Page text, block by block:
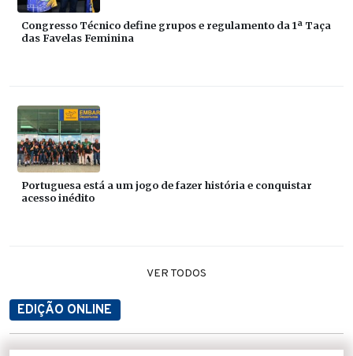
Congresso Técnico define grupos e regulamento da 1ª Taça
das Favelas Feminina
Portuguesa está a um jogo de fazer história e conquistar
acesso inédito
VER TODOS
EDIÇÃO ONLINE